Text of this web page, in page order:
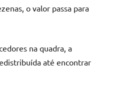
o valor passa para
na quadra, a
até encontrar